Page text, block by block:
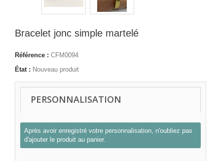
Bracelet jonc simple martelé
Référence : CFM0094
État : Nouveau produit
PERSONNALISATION
Après avoir enregistré votre personnalisation, n'oubliez pas
d'ajouter le produit au panier.